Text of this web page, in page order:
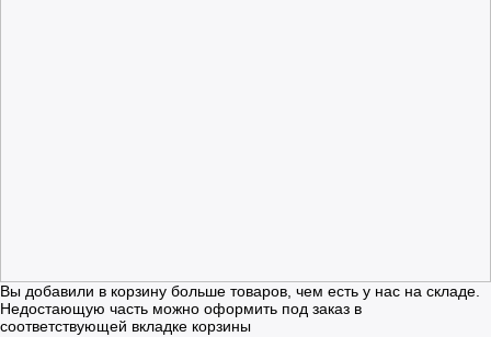
Вы добавили в корзину больше товаров, чем есть у нас на складе.
Недостающую часть можно оформить под заказ в
соответствующей вкладке корзины